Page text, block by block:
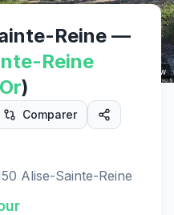
Street View
Reine —
Reine
)
Comparer
Alise-Sainte-Reine